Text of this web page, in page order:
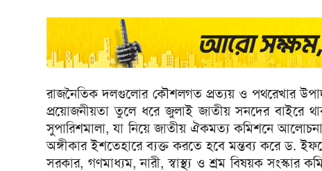
রাজনৈতিক দলগুলোর কৌশলগত প্রত্যয় ও পথরেখার
প্রয়োজনীয়তা তুলে ধরে জুলাই জাতীয় সনদের বাইরে
সুপারিশমালা, যা নিয়ে জাতীয় ঐকমত্য কমিশনে
অঙ্গীকার ইশতেহারে ব্যক্ত করতে হবে মন্তব্য করে ড.
সরকার, গণমাধ্যম, নারী, স্বাস্থ্য ও শ্রম বিষয়ক সংস্কার